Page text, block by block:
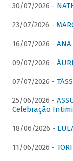
30/07/2026 -
23/07/2026 -
16/07/2026 - ANA
09/07/2026 -
07/07/2026 -
25/06/2026 -
Celebração
18/06/2026 -
11/06/2026 -